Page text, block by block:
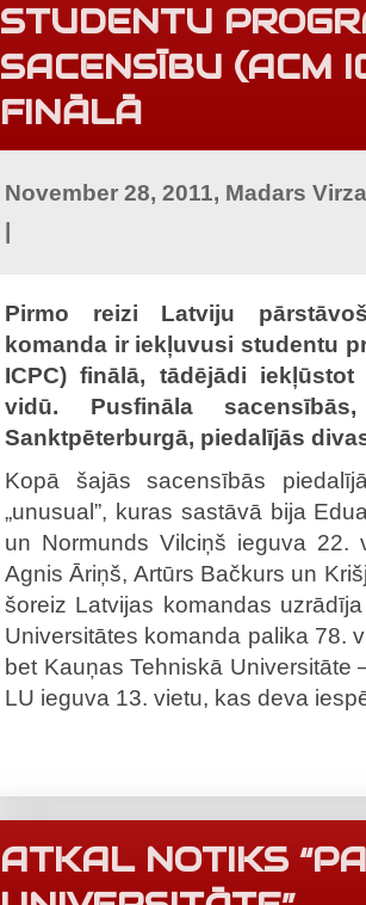
STUDENTU
SACENSĪBU (ACM
FINĀLĀ
November 28, 2011, Madars
Pirmo reizi Latviju
komanda ir iekļuvusi studentu
ICPC) finālā, tādējādi
vidū. Pusfināla
Sanktpēterburgā, piedalījās
Kopā šajās sacensībās
„unusual”, kuras sastāvā bija
un Normunds Vilciņš ieguva 22.
Agnis Āriņš, Artūrs Bačkurs un
šoreiz Latvijas komandas
Universitātes komanda palika 78.
bet Kauņas Tehniskā Universitāte
LU ieguva 13. vietu, kas deva
ATKAL NOTIKS